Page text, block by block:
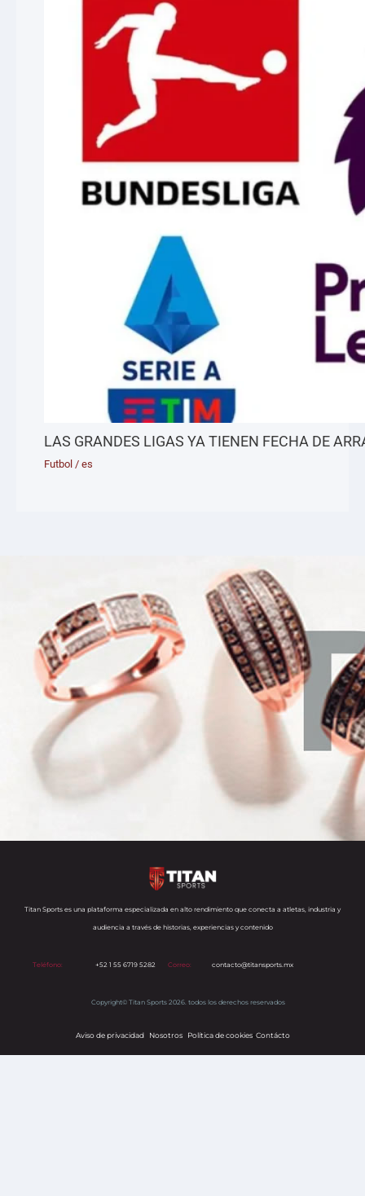
LAS GRANDES LIGAS YA TIENEN FECHA DE
Futbol /es
Titan Sports es una plataforma especializada en alto rendimiento que conecta a atletas, industria y
audiencia a través de historias, experiencias y contenido
Teléfono: +52 1 55 6719 5282 Correo: contacto@titansports.mx
Copyright© Titan Sports 2026. todos los derechos reservados
Aviso de privacidad Nosotros Política de cookiess Contácto